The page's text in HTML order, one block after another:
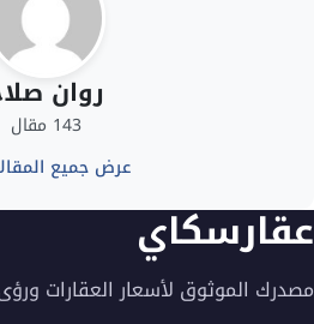
روان
143 مقال
عرض جميع
عقارسكاي
مصدرك الموثوق لأسعار العقارات